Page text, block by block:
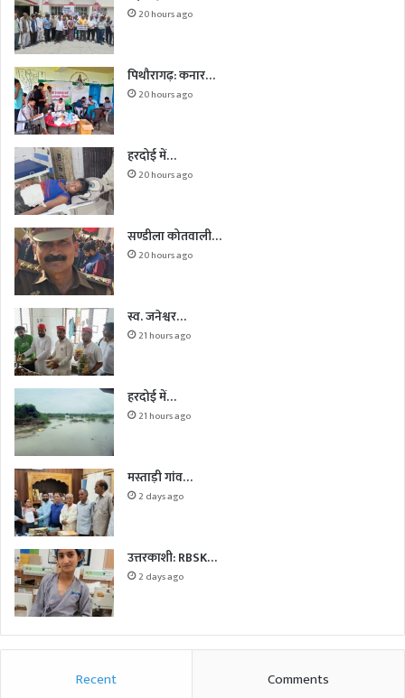
20 hours ago
पिथौरागढ़: कनार…
20 hours ago
हरदोई में…
20 hours ago
सण्डीला कोतवाली…
20 hours ago
स्व. जनेश्वर…
21 hours ago
हरदोई में…
21 hours ago
मस्ताड़ी गांव…
2 days ago
उत्तरकाशी: RBSK…
2 days ago
Recent Comments